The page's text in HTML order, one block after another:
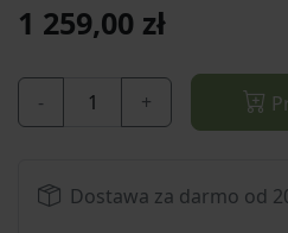
1 259,00 zł
- +
Dostawa za darmo od